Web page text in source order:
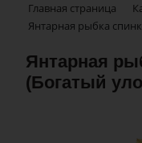
Главная страница
Янтарная рыбка
Янтарная
(Богатый